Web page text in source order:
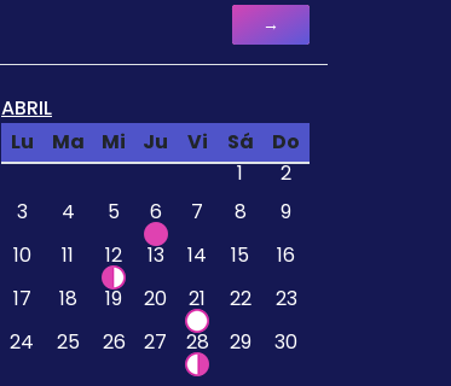
→
ABRIL
Lu
Ma Mi Ju Vi Sá
Do
1
2
3
4 5 6 7 8
9
10
11 12 13 14 15
16
17
18 19 20 21 22
23
24
25 26 27 28 29 30